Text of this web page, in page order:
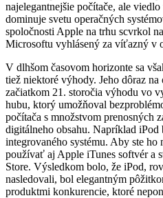
najelegantnejšie počítače, ale
dominuje svetu operačných
spoločnosti Apple na trhu scvrkol
Microsoftu vyhlásený za víťazný v
V dlhšom časovom horizonte sa
tiež niektoré výhody. Jeho dôraz
začiatkom 21. storočia výhodu vo
hubu, ktorý umožňoval
počítača s množstvom prenosných
digitálneho obsahu. Napríklad
integrovaného systému. Aby ste
používať aj Apple iTunes softvér a
Store. Výsledkom bolo, že iPod,
nasledovali, bol elegantným
produktmi konkurencie, ktoré